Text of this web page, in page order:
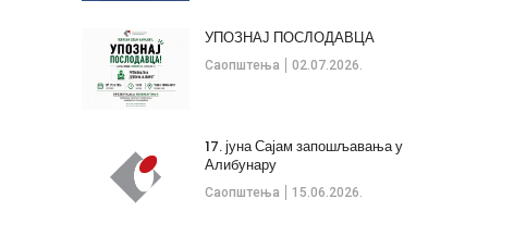
Саопштења 02.07.2026.
УПОЗНАЈ ПОСЛОДАВЦА
Саопштења 15.06.2026.
17. јуна Сајам запошљавања у
Алибунару